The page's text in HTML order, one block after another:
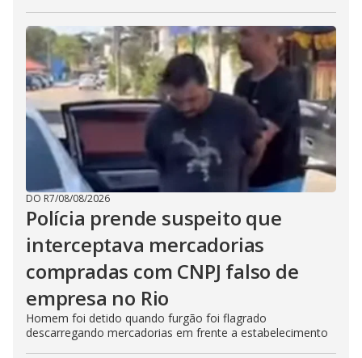
DO R7/08/08/2026
Polícia prende suspeito que
interceptava mercadorias
compradas com CNPJ falso de
empresa no Rio
Homem foi detido quando furgão foi flagrado
descarregando mercadorias em frente a estabelecimento